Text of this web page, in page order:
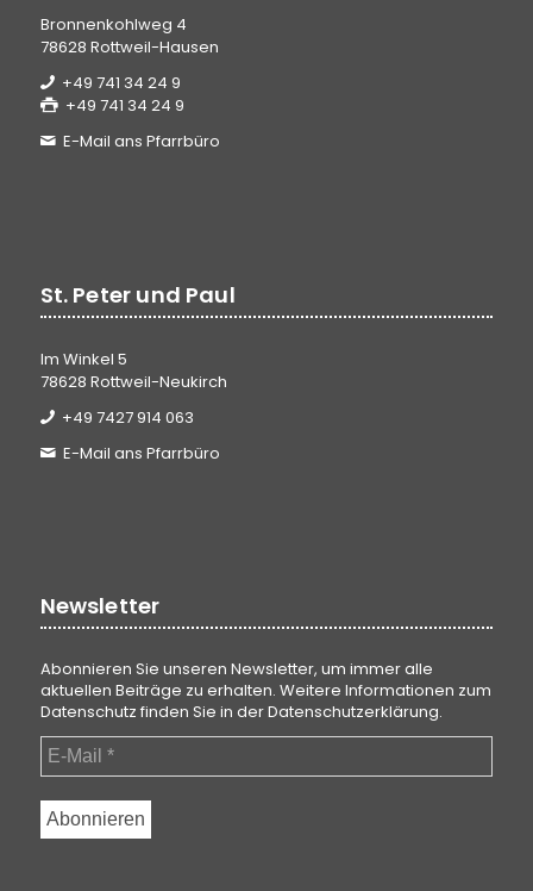
Bronnenkohlweg 4
78628 Rottweil-Hausen
+49 741 34 24 9
+49 741 34 24 9
E-Mail ans Pfarrbüro
St. Peter und Paul
Im Winkel 5
78628 Rottweil-Neukirch
+49 7427 914 063
E-Mail ans Pfarrbüro
Newsletter
Abonnieren Sie unseren Newsletter, um immer alle
aktuellen Beiträge zu erhalten. Weitere Informationen zum
Datenschutz finden Sie in derDatenschutzerklärung.